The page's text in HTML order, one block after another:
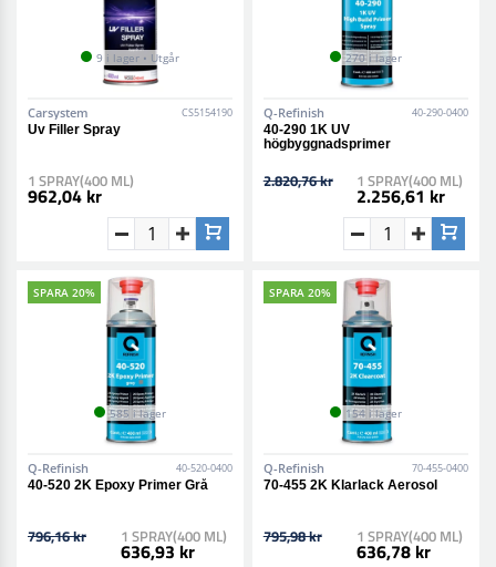
9 i lager • Utgår
Carsystem CS5154190
Uv Filler Spray
1 SPRAY(400 ML)
962,04 kr
270 i lager
Q-Refinish 40-290-0400
40-290 1K UV
högbyggnadsprimer
2.820,76 kr 1 SPRAY(400 ML)
2.256,61 kr
SPARA 20%
585 i lager
Q-Refinish 40-520-0400
40-520 2K Epoxy Primer Grå
796,16 kr 1 SPRAY(400 ML)
636,93 kr
SPARA 20%
154 i lager
Q-Refinish 70-455-0400
70-455 2K Klarlack Aerosol
795,98 kr 1 SPRAY(400 ML)
636,78 kr